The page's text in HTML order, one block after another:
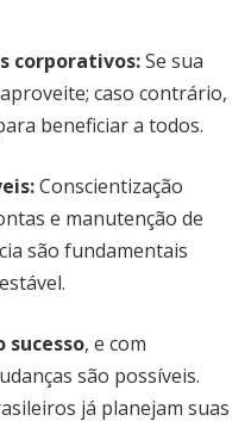
corporativos:Se sua
caso contrário,
beneficiar a todos.
:Conscientização
e manutenção de
são fundamentais
sucesso, e com
são possíveis.
já planejam suas